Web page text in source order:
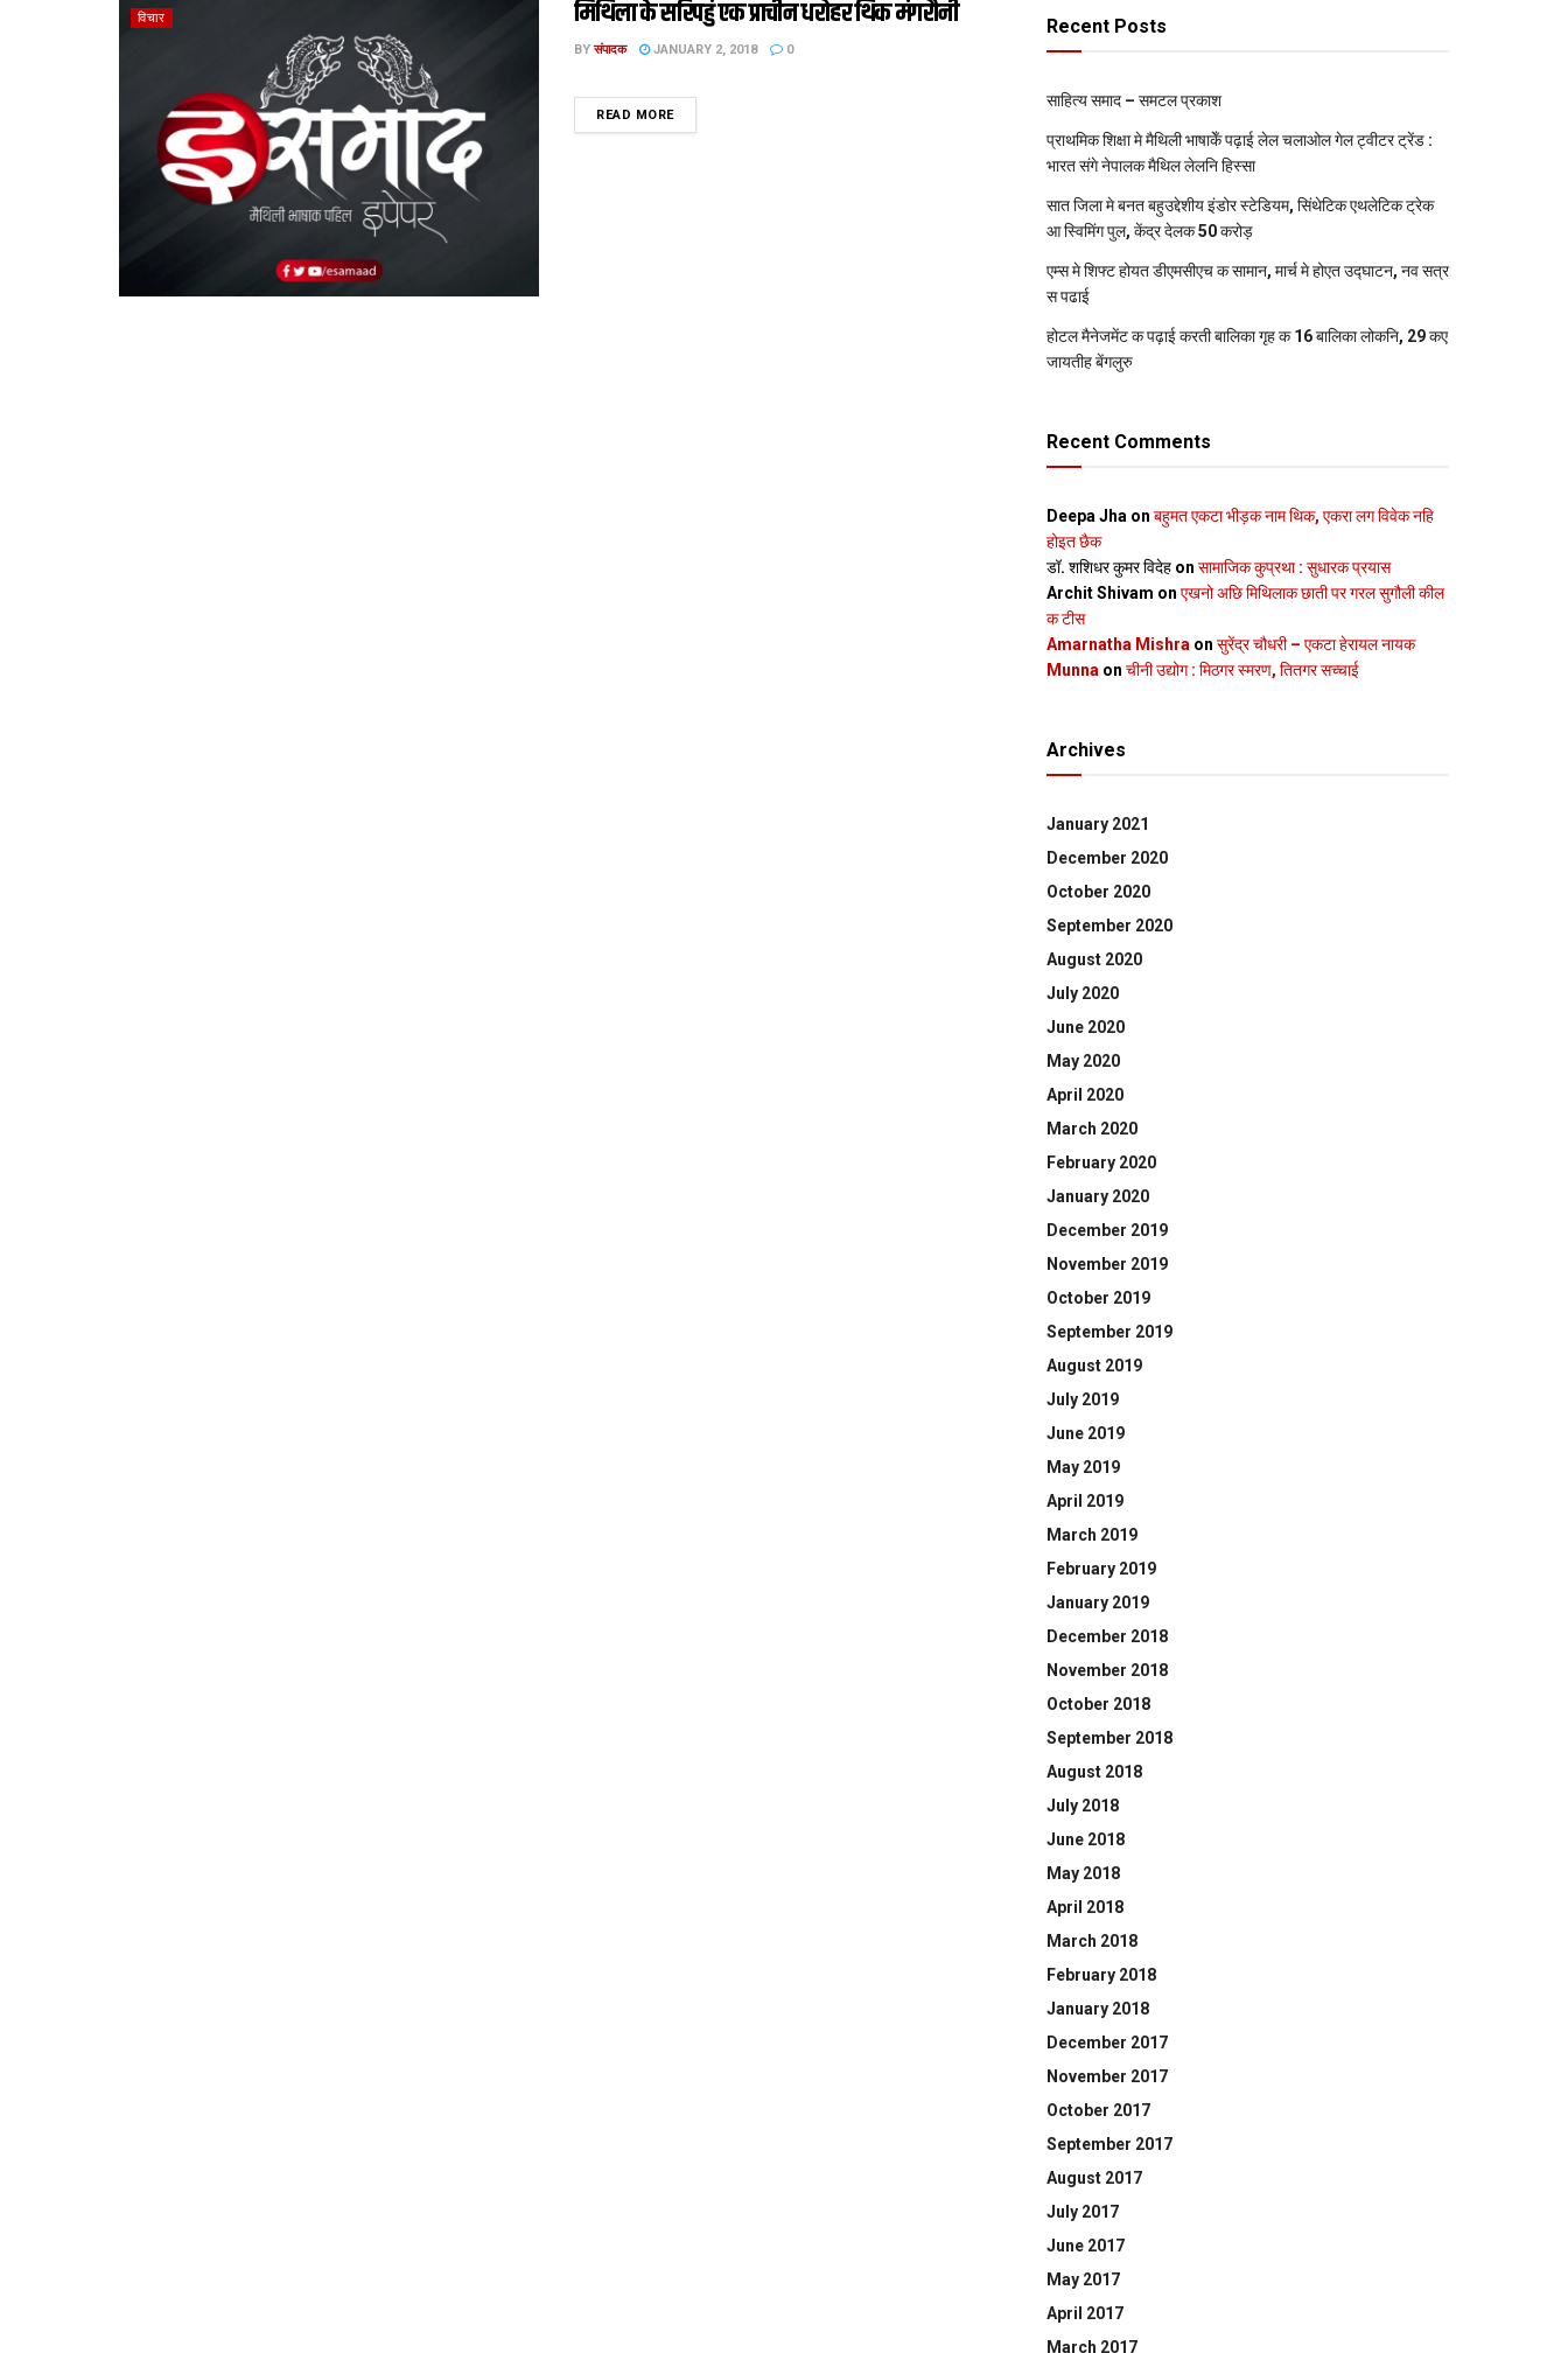
विचार मिथिला के सरिपहुं एक प्राचीन धरोहर थिक मंगरौनी
BY संपादक JANUARY 2, 2018 0
READ MOREDETAILS
Recent Posts
साहित्य समाद – समटल प्रकाश
प्राथमिक शि‍क्षा मे मैथि‍ली भाषाकेँ पढ़ाई लेल चलाओल गेल ट्वीटर ट्रेंड :
भारत संगे नेपालक मैथिल लेलनि हिस्सा
सात जिला मे बनत बहुउद्देशीय इंडोर स्‍टेडि‍यम, सिंथेटिक एथलेटिक ट्रेक
आ स्विमिंग पुल, केंद्र देलक 50 करोड़
एम्स मे शिफ्ट होयत डीएमसीएच क सामान, मार्च मे होएत उद्घाटन, नव सत्र
स पढाई
होटल मैनेजमेंट क पढ़ाई करती बालिका गृह क 16 बालिका लोकनि, 29 कए
जायतीह बेंगलुरु
Recent Comments
Deepa Jha on बहुमत एकटा भीड़क नाम थिक, एकरा लग विवेक नहि
होइत छैक
डॉ. शशिधर कुमर विदेह on सामाजिक कुप्रथा : सुधारक प्रयास
Archit Shivam on एखनो अछि मिथिलाक छाती पर गरल सुगौली कील
क टीस
Amarnatha Mishra on सुरेंद्र चौधरी – एकटा हेरायल नायक
Munna on चीनी उद्योग : मिठगर स्‍मरण, तितगर सच्‍चाई
Archives
January 2021
December 2020
October 2020
September 2020
August 2020
July 2020
June 2020
May 2020
April 2020
March 2020
February 2020
January 2020
December 2019
November 2019
October 2019
September 2019
August 2019
July 2019
June 2019
May 2019
April 2019
March 2019
February 2019
January 2019
December 2018
November 2018
October 2018
September 2018
August 2018
July 2018
June 2018
May 2018
April 2018
March 2018
February 2018
January 2018
December 2017
November 2017
October 2017
September 2017
August 2017
July 2017
June 2017
May 2017
April 2017
March 2017